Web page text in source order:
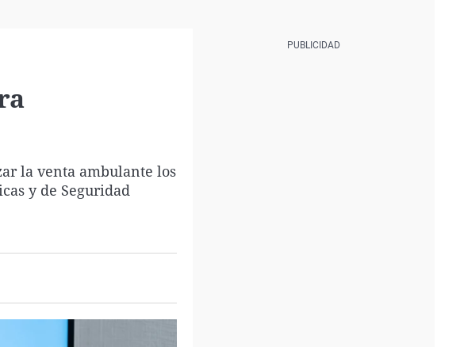
la venta ambulante los
y de Seguridad